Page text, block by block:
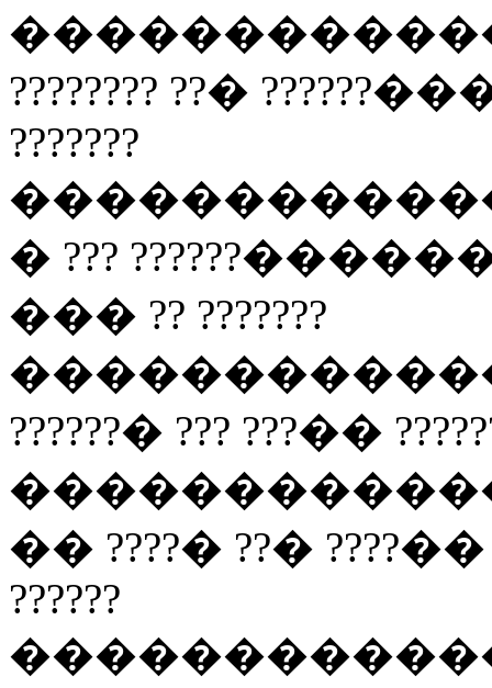
???????? ??�
???????
� ???
��� ?? ???????
??????� ??? ???��
�� ????� ??�
??????